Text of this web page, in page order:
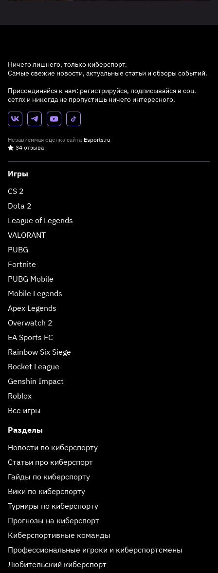
Ничего лишнего, только киберспорт.
Самые свежие новости, актуальные статьи и обзоры событий.
Присоединяйся к нам: регистрируйся, подписывайся в соц.
сетях и никогда не пропустишь ничего интересного.
Независимая оценка сайта Esports.ru
34 отзыва
Игры
CS 2
Dota 2
League of Legends
VALORANT
PUBG
Fortnite
PUBG Mobile
Mobile Legends
Apex Legends
Overwatch 2
EA Sports FC
Rainbow Six Siege
Rocket League
Genshin Impact
Roblox
Все игры
Разделы
Новости по киберспорту
Статьи про киберспорт
Гайды по киберспорту
Вики по киберспорту
Турниры по киберспорту
Прогнозы на киберспорт
Киберспортивные команды
Профессиональные игроки и киберспортсмены
Любительский киберспорт